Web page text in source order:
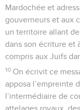
Mardochée et
gouverneurs et aux
un territoire allant
dans son écriture et
compris aux Juifs
10 On écrivit ce
apposa l’empreinte
l’intermédiaire de
attelages royaux,